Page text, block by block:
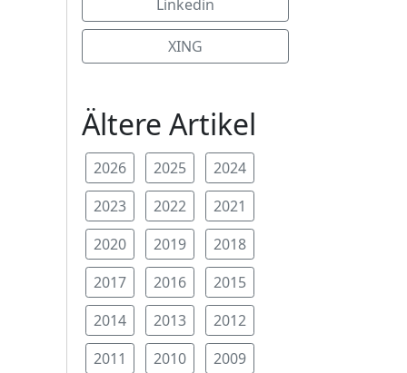
Linkedin
XING
Ältere Artikel
2026 2025
2024
2023
2022
2021
2020
2019
2018
2017
2016
2015
2014
2013
2012
2011
2010
2009